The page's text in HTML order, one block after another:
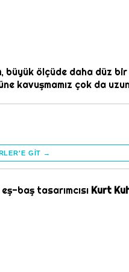
, büyük ölçüde daha düz
kavuşmamız çok da
GIT →
eş-baş tasarımcısı Kurt